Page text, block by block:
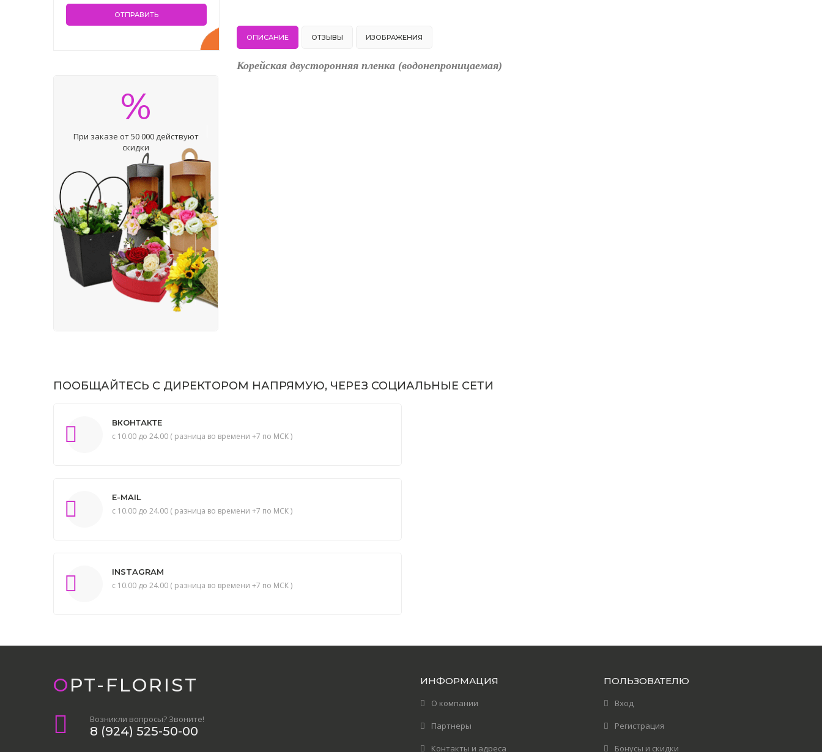
ОПИСАНИЕ ОТЗЫВЫ ИЗОБРАЖЕНИЯ
Корейская двусторонняя пленка (водонепроницаемая)
%
При заказе от 50 000 действуют
скидки
ПООБЩАЙТЕСЬ С ДИРЕКТОРОМ НАПРЯМУЮ, ЧЕРЕЗ СОЦИАЛЬНЫЕ СЕТИ
ВКОНТАКТЕ
с 10.00 до 24.00 ( разница во времени +7 по МСК )
E-MAIL
с 10.00 до 24.00 ( разница во времени +7 по МСК )
INSTAGRAM
с 10.00 до 24.00 ( разница во времени +7 по МСК )
OPT-FLORIST
Возникли вопросы? Звоните!
8 (924) 525-50-00
ИНФОРМАЦИЯ
О компании
Партнеры
Контакты и адреса
ПОЛЬЗОВАТЕЛЮ
Вход
Регистрация
Бонусы и скидки